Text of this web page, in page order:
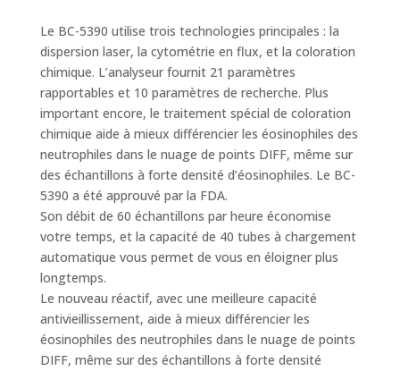
Le BC-5390 utilise trois technologies principales : la
dispersion laser, la cytométrie en flux, et la coloration
chimique. L’analyseur fournit 21 paramètres
rapportables et 10 paramètres de recherche. Plus
important encore, le traitement spécial de coloration
chimique aide à mieux différencier les éosinophiles des
neutrophiles dans le nuage de points DIFF, même sur
des échantillons à forte densité d’éosinophiles. Le BC-
5390 a été approuvé par la FDA.
Son débit de 60 échantillons par heure économise
votre temps, et la capacité de 40 tubes à chargement
automatique vous permet de vous en éloigner plus
longtemps.
Le nouveau réactif, avec une meilleure capacité
antivieillissement, aide à mieux différencier les
éosinophiles des neutrophiles dans le nuage de points
DIFF, même sur des échantillons à forte densité